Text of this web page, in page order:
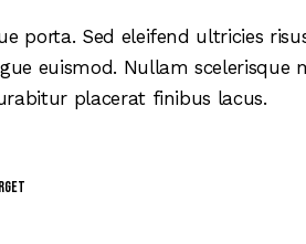
porta. Sed eleifend ultricies
euismod. Nullam scelerisque
placerat finibus lacus.